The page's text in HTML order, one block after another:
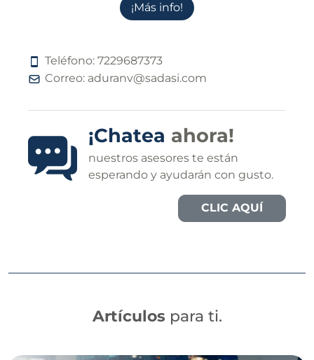
¡Más info!
Teléfono: 7229687373
Correo: aduranv@sadasi.com
¡Chatea ahora!
nuestros asesores te están
esperando y ayudarán con gusto.
CLIC AQUÍ
Artículos para ti.